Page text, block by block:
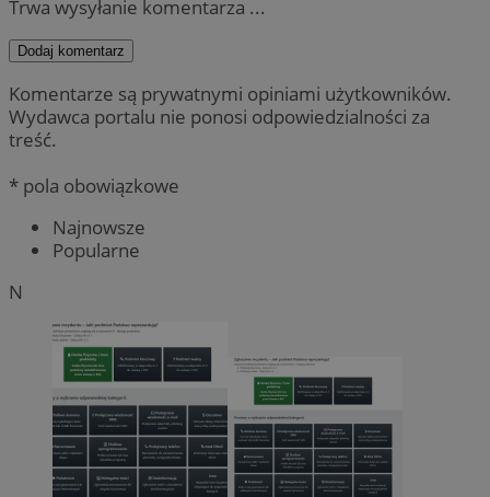
Trwa wysyłanie komentarza ...
Dodaj komentarz
Komentarze są prywatnymi opiniami użytkowników.
Wydawca portalu nie ponosi odpowiedzialności za
treść.
* pola obowiązkowe
Najnowsze
Popularne
N